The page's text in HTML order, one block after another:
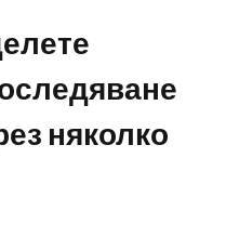
няколко